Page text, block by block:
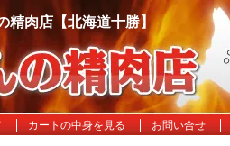
精肉店【北海道十勝】
カートの中身を見る お問い合せ